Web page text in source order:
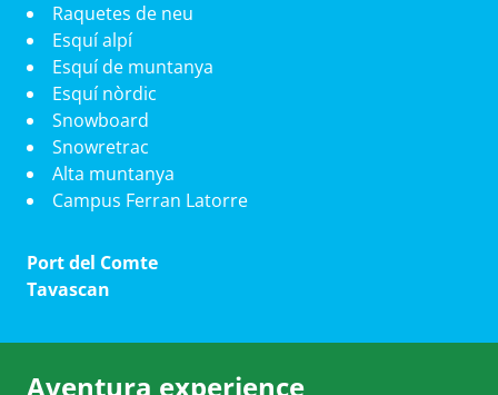
Raquetes de neu
Esquí alpí
Esquí de muntanya
Esquí nòrdic
Snowboard
Snowretrac
Alta muntanya
Campus Ferran Latorre
Port del Comte
Tavascan
Aventura experience